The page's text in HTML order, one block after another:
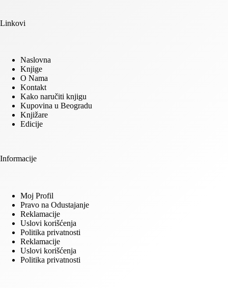
Linkovi
Naslovna
Knjige
O Nama
Kontakt
Kako naručiti knjigu
Kupovina u Beogradu
Knjižare
Edicije
Informacije
Moj Profil
Pravo na Odustajanje
Reklamacije
Uslovi korišćenja
Politika privatnosti
Reklamacije
Uslovi korišćenja
Politika privatnosti